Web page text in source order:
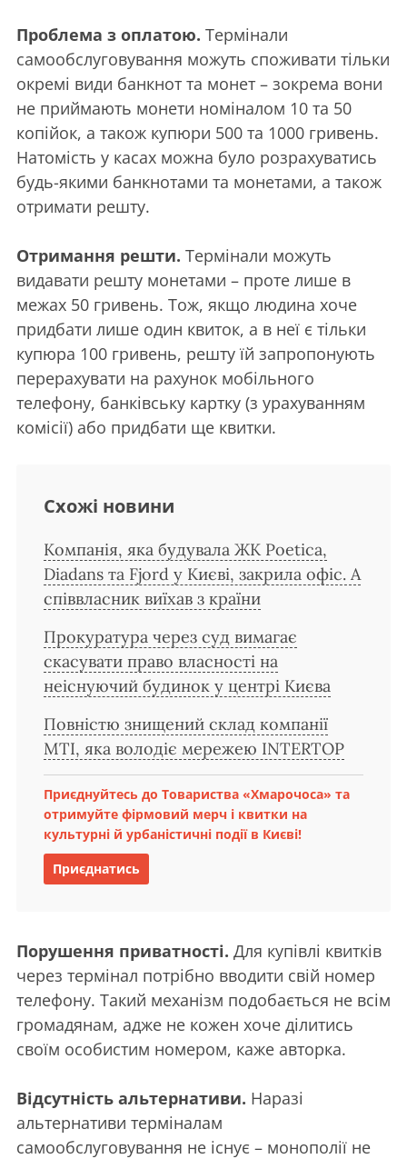
Проблема з оплатою. Термінали
самообслуговування можуть споживати тільки
окремі види банкнот та монет – зокрема вони
не приймають монети номіналом 10 та 50
копійок, а також купюри 500 та 1000 гривень.
Натомість у касах можна було розрахуватись
будь-якими банкнотами та монетами, а також
отримати решту.
Отримання решти. Термінали можуть
видавати решту монетами – проте лише в
межах 50 гривень. Тож, якщо людина хоче
придбати лише один квиток, а в неї є тільки
купюра 100 гривень, решту їй запропонують
перерахувати на рахунок мобільного
телефону, банківську картку (з урахуванням
комісії) або придбати ще квитки.
Схожі новини
Компанія, яка будувала ЖК Poetica,
Diadans та Fjord у Києві, закрила офіс. А
співвласник виїхав з країни
Прокуратура через суд вимагає
скасувати право власності на
неіснуючий будинок у центрі Києва
Повністю знищений склад компанії
MTI, яка володіє мережею INTERTOP
Приєднуйтесь до Товариства «Хмарочоса» та
отримуйте фірмовий мерч і квитки на
культурні й урбаністичні події в Києві!
Приєднатись
Порушення приватності. Для купівлі квитків
через термінал потрібно вводити свій номер
телефону. Такий механізм подобається не всім
громадянам, адже не кожен хоче ділитись
своїм особистим номером, каже авторка.
Відсутність альтернативи. Наразі
альтернативи терміналам
самообслуговування не існує – монополії не